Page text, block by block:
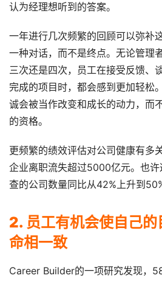
认为经理想听到的答案。
一年进行几次频繁的回顾可以弥补
一种对话，而不是终点。无论管理
三次还是四次，员工在接受反馈、
完成的项目时，都会感到更加轻松
诚会被当作改变和成长的动力，而
的资格。
更频繁的绩效评估对公司健康有多
企业离职流失超过5000亿元。也
查的公司数量同比从42%上升到
2. 员工有机会使自己
命相一致
Career Builder的一项研究发现，